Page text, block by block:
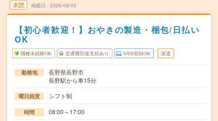
未読 掲載日 2026/08/05
【初心者歓迎！】おやきの製造・梱包/日払い
OK
職種未経験OK 交通費別途支給あり WEB登録OK 派遣
勤務地
長野県長野市
長野駅から車15分
曜日頻度 シフト制
時間 08:00～17:00